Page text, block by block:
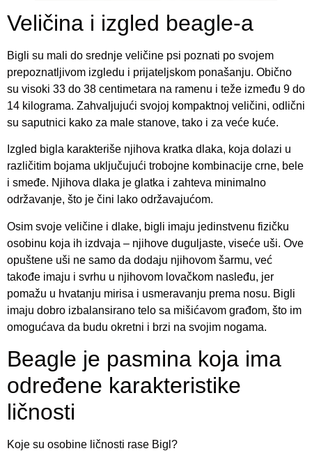
Veličina i izgled beagle-a
Bigli su mali do srednje veličine psi poznati po svojem
prepoznatljivom izgledu i prijateljskom ponašanju. Obično
su visoki 33 do 38 centimetara na ramenu i teže između 9 do
14 kilograma. Zahvaljujući svojoj kompaktnoj veličini, odlični
su saputnici kako za male stanove, tako i za veće kuće.
Izgled bigla karakteriše njihova kratka dlaka, koja dolazi u
različitim bojama uključujući trobojne kombinacije crne, bele
i smeđe. Njihova dlaka je glatka i zahteva minimalno
održavanje, što je čini lako održavajućom.
Osim svoje veličine i dlake, bigli imaju jedinstvenu fizičku
osobinu koja ih izdvaja – njihove duguljaste, viseće uši. Ove
opuštene uši ne samo da dodaju njihovom šarmu, već
takođe imaju i svrhu u njihovom lovačkom nasleđu, jer
pomažu u hvatanju mirisa i usmeravanju prema nosu. Bigli
imaju dobro izbalansirano telo sa mišićavom građom, što im
omogućava da budu okretni i brzi na svojim nogama.
Beagle je pasmina koja ima
određene karakteristike
ličnosti
Koje su osobine ličnosti rase Bigl?